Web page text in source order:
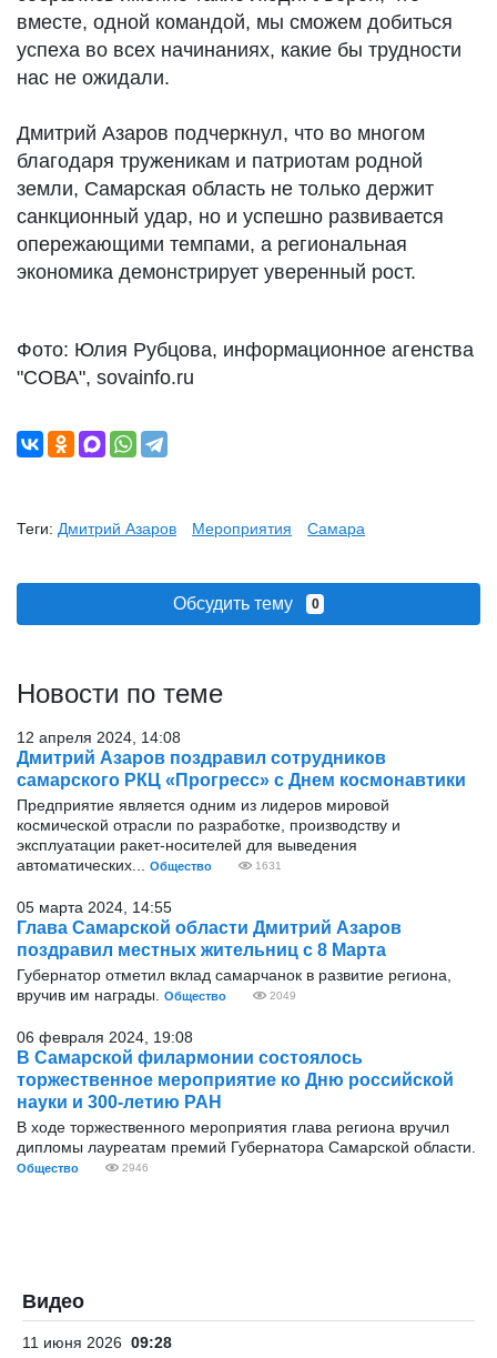
вместе, одной командой, мы сможем добиться
успеха во всех начинаниях, какие бы трудности
нас не ожидали.
Дмитрий Азаров подчеркнул, что во многом
благодаря труженикам и патриотам родной
земли, Самарская область не только держит
санкционный удар, но и успешно развивается
опережающими темпами, а региональная
экономика демонстрирует уверенный рост.
Фото: Юлия Рубцова, информационное агенства
"СОВА", sovainfo.ru
Теги: Дмитрий Азаров Мероприятия Самара
Обсудить тему 0
Новости по теме
12 апреля 2024, 14:08
Дмитрий Азаров поздравил сотрудников
самарского РКЦ «Прогресс» с Днем космонавтики
Предприятие является одним из лидеров мировой
космической отрасли по разработке, производству и
эксплуатации ракет-носителей для выведения
автоматических...
Общество 1631
05 марта 2024, 14:55
Глава Самарской области Дмитрий Азаров
поздравил местных жительниц с 8 Марта
Губернатор отметил вклад самарчанок в развитие региона,
вручив им награды.
Общество 2049
06 февраля 2024, 19:08
В Самарской филармонии состоялось
торжественное мероприятие ко Дню российской
науки и 300-летию РАН
В ходе торжественного мероприятия глава региона вручил
дипломы лауреатам премий Губернатора Самарской области.
Общество 2946
Видео
11 июня 2026 09:28